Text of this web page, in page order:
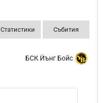
Статистики Събития
БСК Йънг Бойс